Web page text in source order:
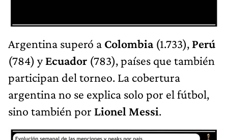
Argentina superó a Colombia(1.733), Perú
(784) yEcuador (783), países que también
participan del torneo. La cobertura
argentina no se explica solo por el fútbol,
sino también por Lionel Messi.